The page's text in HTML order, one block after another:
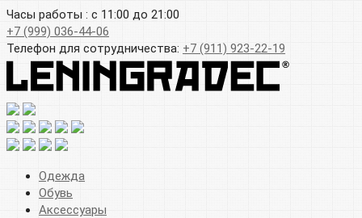
Часы работы : с 11:00 до 21:00
+7 (999) 036-44-06
Телефон для сотрудничества: +7 (911) 923-22-19
Одежда
Обувь
Аксессуары